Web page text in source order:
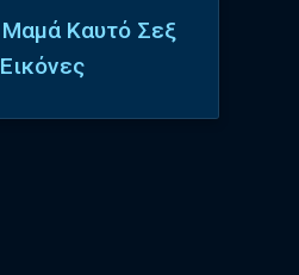
Καυτό Σεξ
Εικόνες